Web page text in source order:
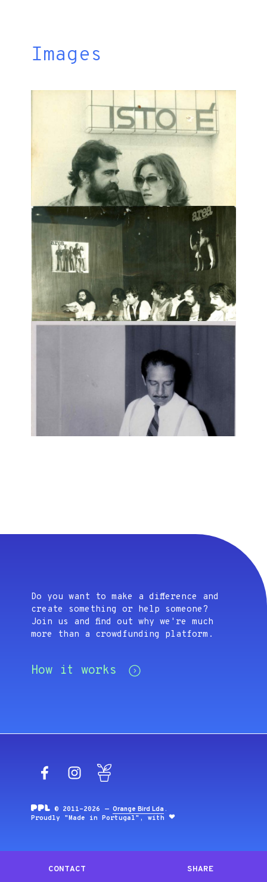
Images
CONTACT SHARE
Do you want to make a difference and
create something or help someone?
Join us and find out why we're much
more than a crowdfunding platform.
How it works
FacebookInstagram
© 2011-2026 —Orange Bird Lda .
Proudly "Made in Portugal", with